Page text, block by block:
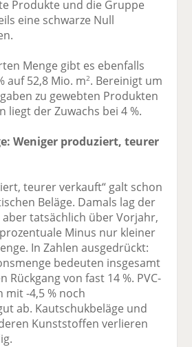
Produkte und die Gruppe
eine schwarze Null
Menge gibt es ebenfalls
auf 52,8 Mio. m2. Bereinigt um
zu gewebten Produkten
liegt der Zuwachs bei 4 %.
Weniger produziert, teurer
teurer verkauft“ galt schon
Beläge. Damals lag der
tatsächlich über Vorjahr,
Minus nur kleiner
In Zahlen ausgedrückt:
bedeuten insgesamt
Rückgang von fast 14 %. PVC-
mit -4,5 % noch
ab. Kautschukbeläge und
Kunststoffen verlieren